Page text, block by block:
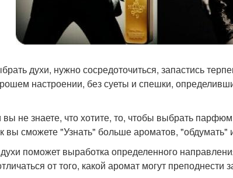
духи, нужно сосредоточиться, запастись
настроении, без суеты и спешки,
не знаете, что хотите, то, чтобы выбрать
вы сможете "Узнать" больше ароматов,
поможет выработка определенного
от того, какой аромат могут преподнести